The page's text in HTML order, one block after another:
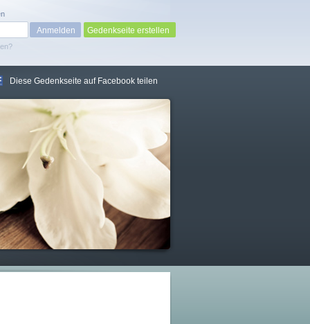
Gedenkseite erstellen
Diese Gedenkseite auf Facebook teilen